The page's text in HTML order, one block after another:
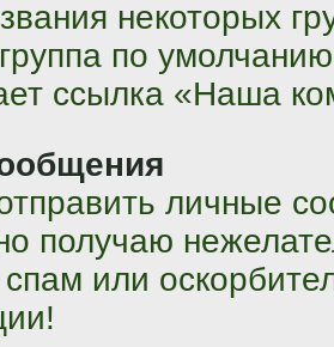
некоторых
по
ссылка «Наша
личные
получаю
или